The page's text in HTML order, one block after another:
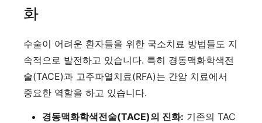
화
수술이 어려운 환자들을 위한 국소치료 방법들도 지
속적으로 발전하고 있습니다. 특히 경동맥화학색전
술(TACE)과 고주파열치료(RFA)는 간암 치료에서
중요한 역할을 하고 있습니다.
경동맥화학색전술(TACE)의 진화: 기존의 TAC